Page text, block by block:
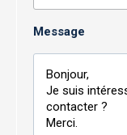
Message